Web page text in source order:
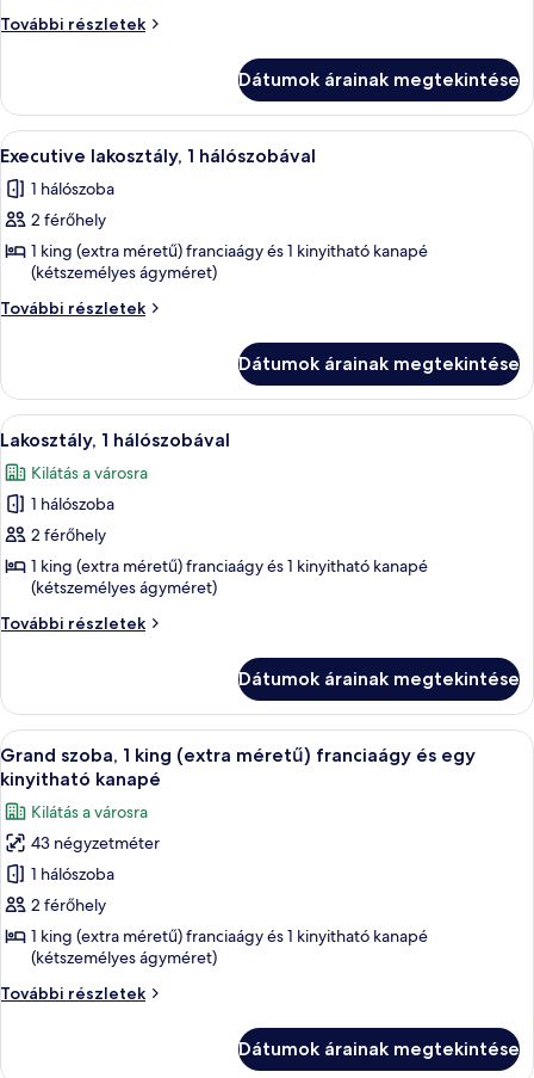
2
További részletek
Superior
ágy
további
részletei
Dátumok árainak megtekintése
A
következő
szoba
összes
képének
megtekintése:
Executive
hálószobával
Egy szállodai szoba, amelyben egy
14
Executive lakosztály, 1 hálószobával
1 hálószoba
2 férőhely
1 king (extra méretű) franciaágy és 1 kinyitható kanapé
(kétszemélyes ágyméret)
További részletek
Executive
további
részletei
Dátumok árainak megtekintése
A
következő
szoba
összes
képének
megtekintése:
Lakosztály,
1
Egy szállodai szoba, amelyben van
14
Lakosztály, 1 hálószobával
Kilátás a városra
1 hálószoba
2 férőhely
1 king (extra méretű) franciaágy és 1 kinyitható kanapé
(kétszemélyes ágyméret)
További részletek
Lakosztály,
részletei
Dátumok árainak megtekintése
A
következő
szoba
összes
képének
megtekintése:
Grand
szoba,
king
franciaágy
Egy szállodai szoba, amelyben egy
19
Grand szoba, 1 king (extra méretű) franciaágy és egy
kinyitható kanapé
Kilátás a városra
43 négyzetméter
1 hálószoba
2 férőhely
1 king (extra méretű) franciaágy és 1 kinyitható kanapé
(kétszemélyes ágyméret)
További részletek
Grand
Dátumok árainak megtekintése